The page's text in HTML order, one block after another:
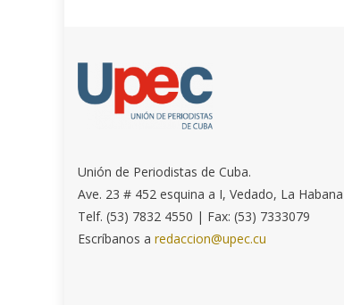
Unión de Periodistas de Cuba.
Ave. 23 # 452 esquina a I, Vedado, La
Telf. (53) 7832 4550 | Fax: (53) 7333079
Escríbanos aredaccion@upec.cu